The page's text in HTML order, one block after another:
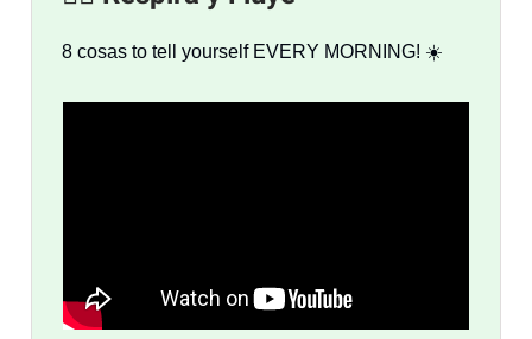
8 cosas to tell yourself EVERY MORNING! ☀️